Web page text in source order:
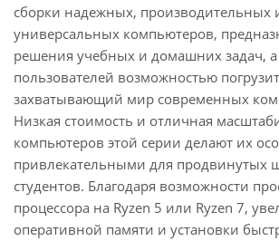
сборки надежных, производительных
универсальных компьютеров,
решения учебных и домашних задач, а
пользователей возможностью
захватывающий мир современных
Низкая стоимость и отличная
компьютеров этой серии делают их
привлекательными для продвинутых
студентов. Благодаря возможности
процессора на Ryzen 5 или Ryzen 7,
оперативной памяти и установки